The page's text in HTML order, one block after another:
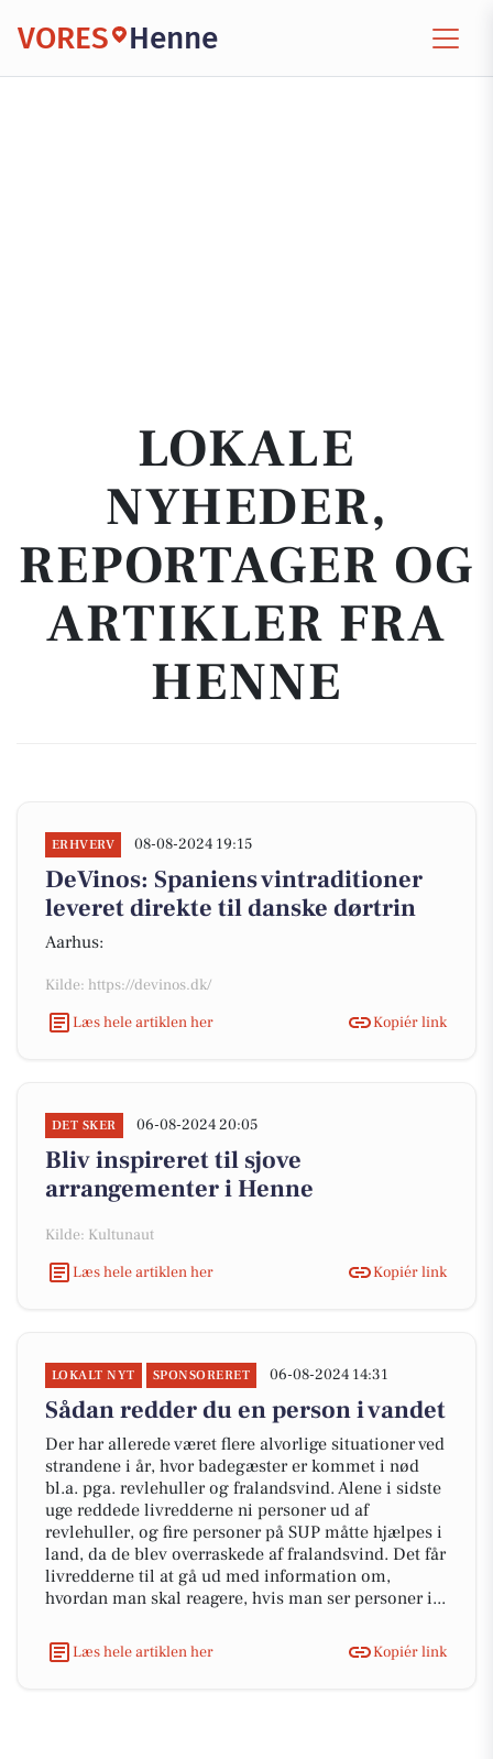
VORES Henne
LOKALE
NYHEDER,
REPORTAGER OG
ARTIKLER FRA
HENNE
ERHVERV 08-08-2024 19:15
DeVinos: Spaniens vintraditioner
leveret direkte til danske dørtrin
Aarhus:
Kilde: https://devinos.dk/
Læs hele artiklen her
Kopiér link
DET SKER 06-08-2024 20:05
Bliv inspireret til sjove
arrangementer i Henne
Kilde: Kultunaut
Læs hele artiklen her
Kopiér link
LOKALT NYT SPONSORERET 06-08-2024 14:31
Sådan redder du en person i vandet
Der har allerede været flere alvorlige situationer ved
strandene i år, hvor badegæster er kommet i nød
bl.a. pga. revlehuller og fralandsvind. Alene i sidste
uge reddede livredderne ni personer ud af
revlehuller, og fire personer på SUP måtte hjælpes i
land, da de blev overraskede af fralandsvind. Det får
livredderne til at gå ud med information om,
hvordan man skal reagere, hvis man ser personer i...
Læs hele artiklen her Kopiér link